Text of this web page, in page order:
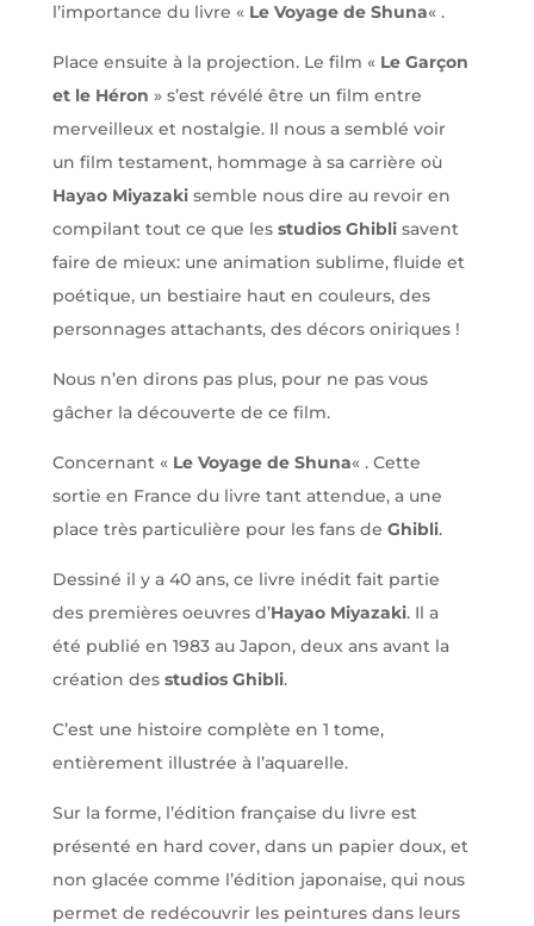
l’importance du livre « Le Voyage de Shuna« .
Place ensuite à la projection. Le film « Le Garçon
et le Héron » s’est révélé être un film entre
merveilleux et nostalgie. Il nous a semblé voir
un film testament, hommage à sa carrière où
Hayao Miyazakisemble nous dire au revoir en
compilant tout ce que les studios Ghiblisavent
faire de mieux: une animation sublime, fluide et
poétique, un bestiaire haut en couleurs, des
personnages attachants, des décors oniriques !
Nous n’en dirons pas plus, pour ne pas vous
gâcher la découverte de ce film.
Concernant « Le Voyage de Shuna« . Cette
sortie en France du livre tant attendue, a une
place très particulière pour les fans de Ghibli.
Dessiné il y a 40 ans, ce livre inédit fait partie
des premières oeuvres d’Hayao Miyazaki. Il a
été publié en 1983 au Japon, deux ans avant la
création des studios Ghibli.
C’est une histoire complète en 1 tome,
entièrement illustrée à l’aquarelle.
Sur la forme, l’édition française du livre est
présenté en hard cover, dans un papier doux, et
non glacée comme l’édition japonaise, qui nous
permet de redécouvrir les peintures dans leurs